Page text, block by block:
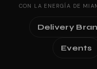
CON LA ENERGÍA DE
Delivery
Events